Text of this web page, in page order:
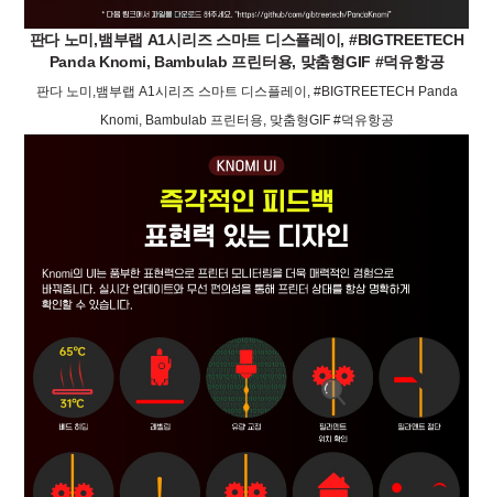
판다 노미,뱀부랩 A1시리즈 스마트 디스플레이, #BIGTREETECH
Panda Knomi, Bambulab 프린터용, 맞춤형GIF #덕유항공
판다 노미,뱀부랩 A1시리즈 스마트 디스플레이, #BIGTREETECH Panda
Knomi, Bambulab 프린터용, 맞춤형GIF #덕유항공